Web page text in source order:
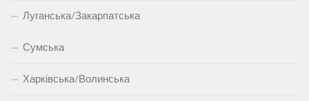
Луганська/Закарпатська
Сумська
Харківська/Волинська